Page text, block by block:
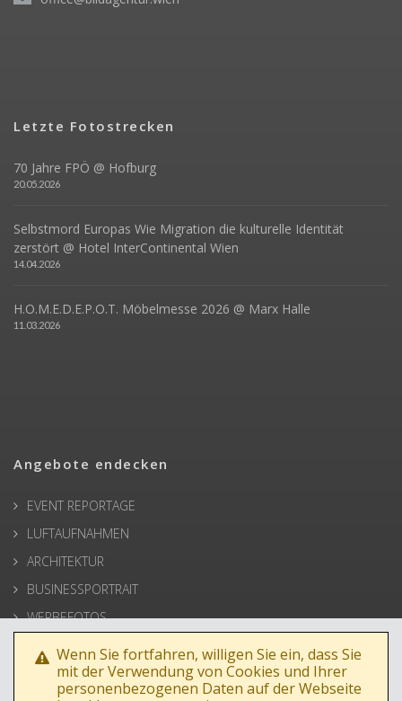
Letzte Fotostrecken
70 Jahre FPÖ @ Hofburg
20.05.2026
Selbstmord Europas Wie Migration die kulturelle Identität
zerstört @ Hotel InterContinental Wien
14.04.2026
H.O.M.E.D.E.P.O.T. Möbelmesse 2026 @ Marx Halle
11.03.2026
Angebote endecken
EVENT REPORTAGE
LUFTAUFNAHMEN
ARCHITEKTUR
BUSINESSPORTRAIT
WERBEFOTOS
HOCHZEIT
PRESSE
Wenn Sie fortfahren, willigen Sie ein, dass Sie
mit der Verwendung von Cookies und Ihrer
personenbezogenen Daten auf der Webseite